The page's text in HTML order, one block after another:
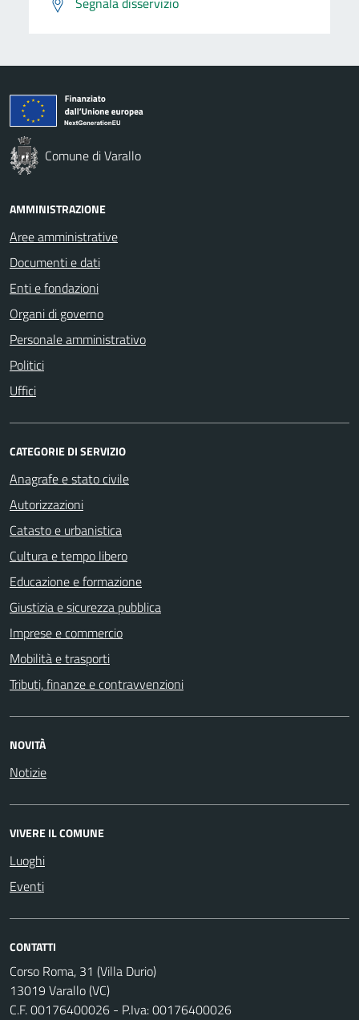
Comune di Varallo
AMMINISTRAZIONE
Aree amministrative
Documenti e dati
Enti e fondazioni
Organi di governo
Personale amministrativo
Politici
Uffici
CATEGORIE DI SERVIZIO
Anagrafe e stato civile
Autorizzazioni
Catasto e urbanistica
Cultura e tempo libero
Educazione e formazione
Giustizia e sicurezza pubblica
Imprese e commercio
Mobilità e trasporti
Tributi, finanze e contravvenzioni
NOVITÀ
Notizie
VIVERE IL COMUNE
Luoghi
Eventi
CONTATTI
Corso Roma, 31 (Villa Durio)
13019 Varallo (VC)
C.F. 00176400026 - P.Iva: 00176400026